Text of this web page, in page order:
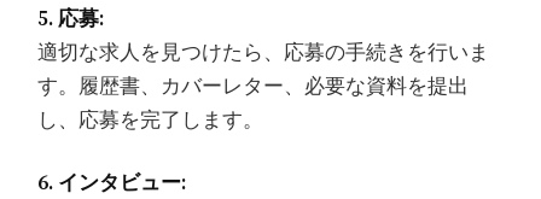
5. 応募:
適切な求人を見つけたら、応募の手続きを行いま
す。履歴書、カバーレター、必要な資料を提出
し、応募を完了します。
6. インタビュー: